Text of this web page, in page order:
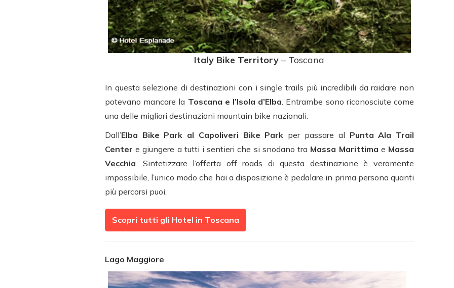
Italy Bike Territory – Toscana
In questa selezione di destinazioni con i single trails più incredibili da raidare non
potevano mancare la Toscana e l’Isola d’Elba. Entrambe sono riconosciute come
una delle migliori destinazioni mountain bike nazionali.
Dall’Elba Bike Park al Capoliveri Bike Park per passare al Punta Ala Trail
Center e giungere a tutti i sentieri che si snodano tra Massa Marittima e Massa
Vecchia. Sintetizzare l’offerta off roads di questa destinazione è veramente
impossibile, l’unico modo che hai a disposizione è pedalare in prima persona quanti
più percorsi puoi.
Scopri tutti gli Hotel in Toscana
Lago Maggiore